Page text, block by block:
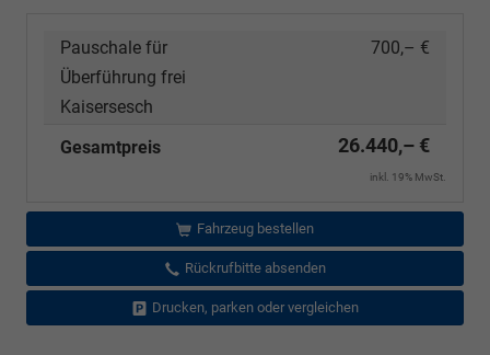
Pauschale für
Überführung frei
Kaisersesch
700,– €
Gesamtpreis 26.440,– €
inkl. 19% MwSt.
Fahrzeug bestellen
Rückrufbitte absenden
Drucken, parken oder vergleichen